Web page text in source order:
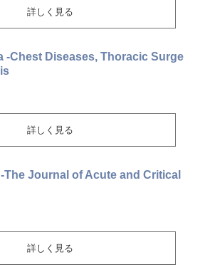
詳しく見る
-Chest Diseases, Thoracic Surge
詳しく見る
The Journal of Acute and Critical
詳しく見る